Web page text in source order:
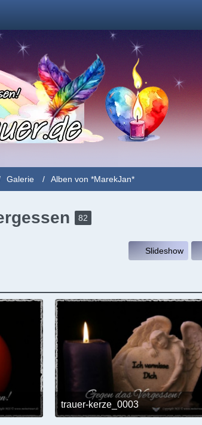
Galerie Alben von *MarekJan*
82
Slideshow
12:02
trauer-kerze_0003
24. Mai 2017 um 12:02